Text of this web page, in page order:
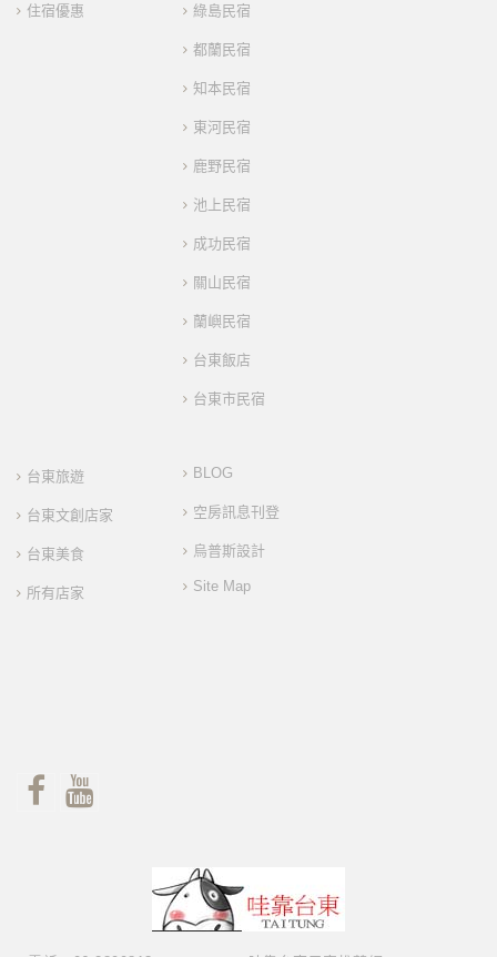
住宿優惠 綠島民宿
都蘭民宿
知本民宿
東河民宿
鹿野民宿
池上民宿
成功民宿
關山民宿
蘭嶼民宿
台東飯店
台東市民宿
台東旅遊
台東文創店家
台東美食
所有店家
BLOG
空房訊息刊登
烏普斯設計
Site Map